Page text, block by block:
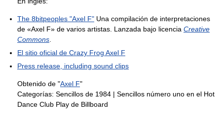
The 8bitpeoples "Axel F" Una compilación de interpretaciones
de «Axel F» de varios artistas. Lanzada bajo licencia Creative
Commons
El sitio oficial de Crazy Frog Axel F
Press release, including sound clips
Obtenido de "Axel F"
Categorías: Sencillos de 1984 | Sencillos número uno en el Hot
Dance Club Play de Billboard